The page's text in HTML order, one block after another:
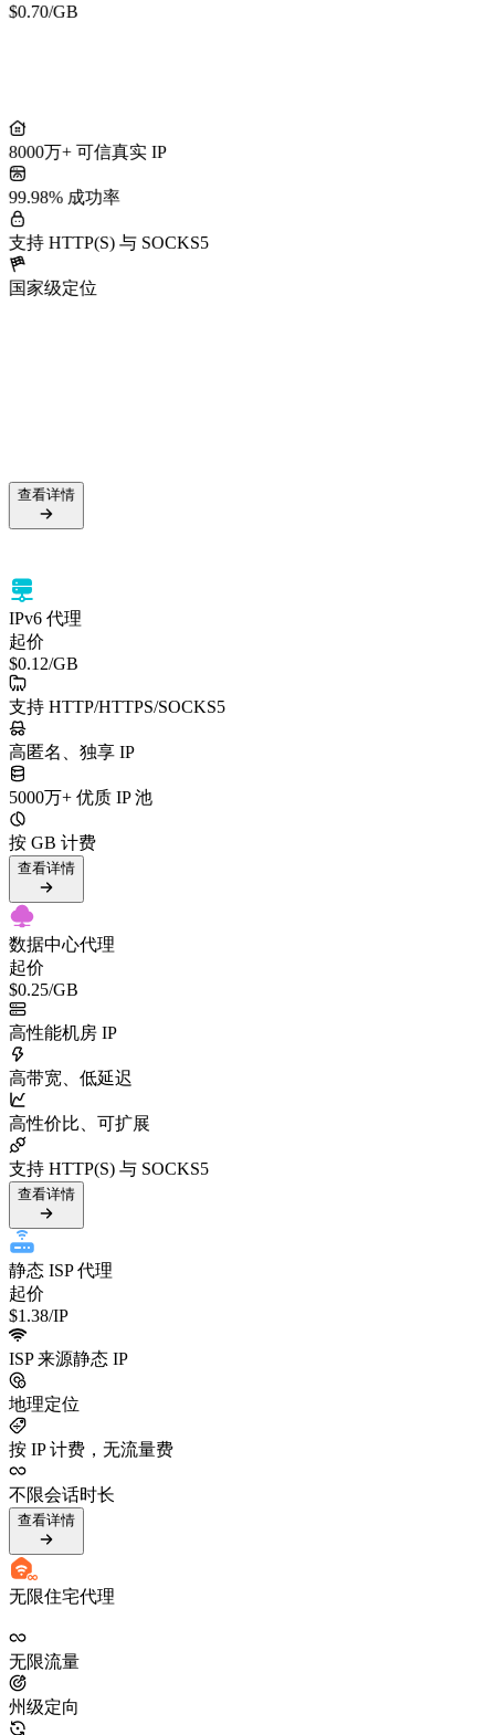
$0.70/GB
8000万+ 可信真实 IP
99.98% 成功率
支持 HTTP(S) 与 SOCKS5
国家级定位
查看详情
IPv6 代理
起价
$0.12/GB
支持 HTTP/HTTPS/SOCKS5
高匿名、独享 IP
5000万+ 优质 IP 池
按 GB 计费
查看详情
数据中心代理
起价
$0.25/GB
高性能机房 IP
高带宽、低延迟
高性价比、可扩展
支持 HTTP(S) 与 SOCKS5
查看详情
静态 ISP 代理
起价
$1.38/IP
ISP 来源静态 IP
地理定位
按 IP 计费，无流量费
不限会话时长
查看详情
无限住宅代理
无限流量
州级定向